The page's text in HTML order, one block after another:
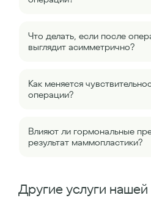
Что делать, если после
выглядит асимметрично?
Как меняется
операции?
Влияют ли гормональные
результат маммопластики?
Другие услуги